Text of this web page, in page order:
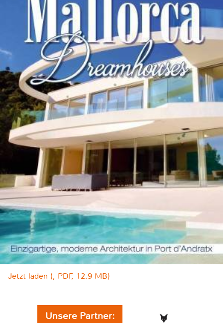
Jetzt laden (, PDF, 12.9 MB)
Unsere Partner: